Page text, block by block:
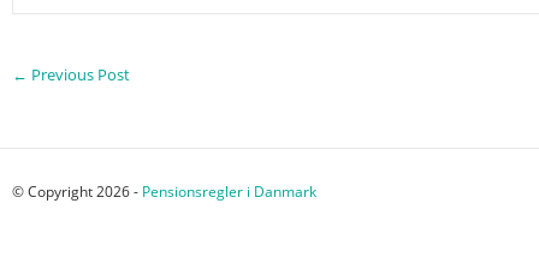
← Previous Post
© Copyright 2026 - Pensionsregler i Danmark